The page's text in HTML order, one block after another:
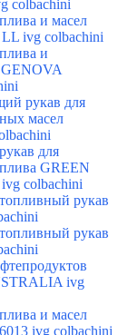
colbachini
и масел
ivg colbachini
и
рукав для
масел
для
GREEN
colbachini
рукав
рукав
ivg
и масел
ivg colbachini